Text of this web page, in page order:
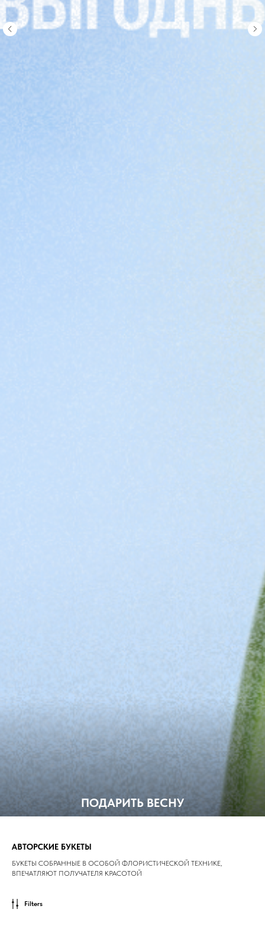
ПОДАРИТЬ ВЕСНУ
АВТОРСКИЕ БУКЕТЫ
БУКЕТЫ СОБРАННЫЕ В ОСОБОЙ ФЛОРИСТИЧЕСКОЙ ТЕХНИКЕ,
ВПЕЧАТЛЯЮТ ПОЛУЧАТЕЛЯ КРАСОТОЙ
Filters